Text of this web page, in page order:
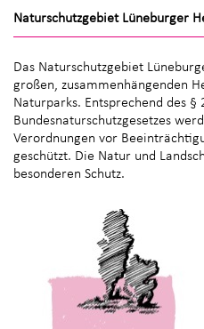
Naturschutzgebiet Lüneburger
Das Naturschutzgebiet
großen, zusammenhängenden
Naturparks. Entsprechend des §
Bundesnaturschutzgesetzes
Verordnungen vor
geschützt. Die Natur und
besonderen Schutz.